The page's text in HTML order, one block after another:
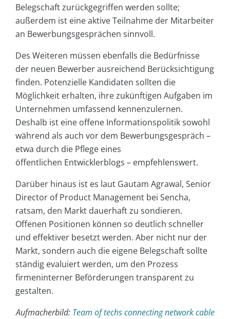
Belegschaft zurückgegriffen werden sollte;
außerdem ist eine aktive Teilnahme der Mitarbeiter
an Bewerbungsgesprächen sinnvoll.
Des Weiteren müssen ebenfalls die Bedürfnisse
der neuen Bewerber ausreichend Berücksichtigung
finden. Potenzielle Kandidaten sollten die
Möglichkeit erhalten, ihre zukünftigen Aufgaben im
Unternehmen umfassend kennenzulernen.
Deshalb ist eine offene Informationspolitik sowohl
während als auch vor dem Bewerbungsgespräch –
etwa durch die Pflege eines
öffentlichen Entwicklerblogs – empfehlenswert.
Darüber hinaus ist es laut Gautam Agrawal, Senior
Director of Product Management bei Sencha,
ratsam, den Markt dauerhaft zu sondieren.
Offenen Positionen können so deutlich schneller
und effektiver besetzt werden. Aber nicht nur der
Markt, sondern auch die eigene Belegschaft sollte
ständig evaluiert werden, um den Prozess
firmeninterner Beförderungen transparent zu
gestalten.
Aufmacherbild: Team of techs connecting network cable